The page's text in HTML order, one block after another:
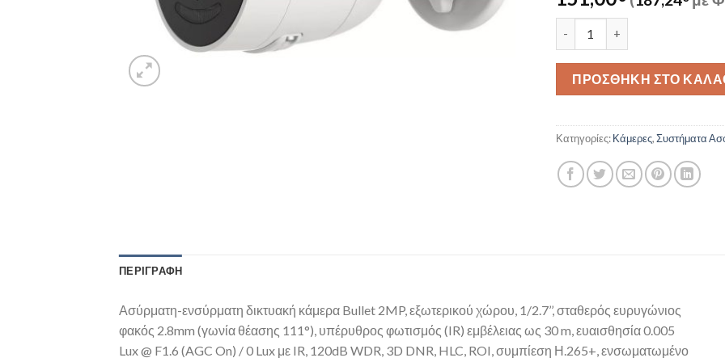
ΠΡΟΣΘΉΚΗ ΣΤΟ
Κατηγορίες:Κάμερες,Συστήματα
ΠΕΡΙΓΡΑΦΉ
Ασύρματη-ενσύρματη δικτυακή κάμερα Bullet 2MP, εξωτερικού χώρου, 1/2.7’’, σταθερός ευρυγώνιος
φακός 2.8mm (γωνία θέασης 111°), υπέρυθρος φωτισμός (IR) εμβέλειας ως 30 m, ευαισθησία 0.005
Lux @ F1.6 (AGC On) / 0 Lux με IR, 120dB WDR, 3D DNR, HLC, ROI, συμπίεση Η.265+, ενσωματωμένο